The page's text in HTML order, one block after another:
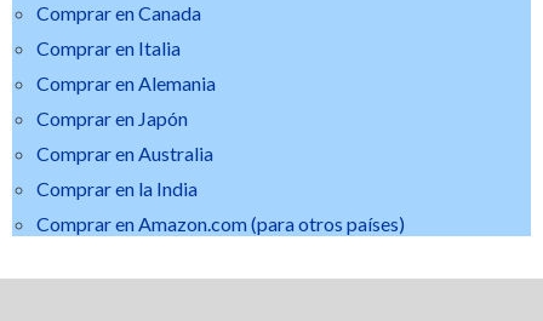
Comprar en Canada
Comprar en Italia
Comprar en Alemania
Comprar en Japón
Comprar en Australia
Comprar en la India
Comprar en Amazon.com (para otros países)